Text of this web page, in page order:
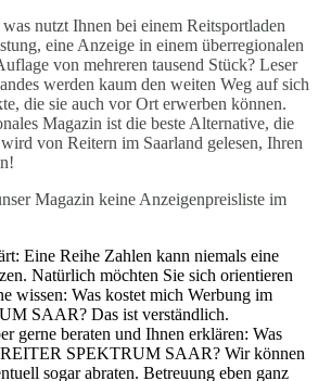
nutzt Ihnen bei einem Reitsportladen
eine Anzeige in einem überregionalen
von mehreren tausend Stück? Leser
werden kaum den weiten Weg auf sich
die sie auch vor Ort erwerben können.
Magazin ist die beste Alternative, die
von Reitern im Saarland gelesen, Ihren
Magazin keine Anzeigenpreisliste im
Eine Reihe Zahlen kann niemals eine
Natürlich möchten Sie sich orientieren
wissen: Was kostet mich Werbung im
SAAR? Das ist verständlich.
gerne beraten und Ihnen erklären: Was
SPEKTRUM SAAR? Wir können
sogar abraten. Betreuung eben ganz